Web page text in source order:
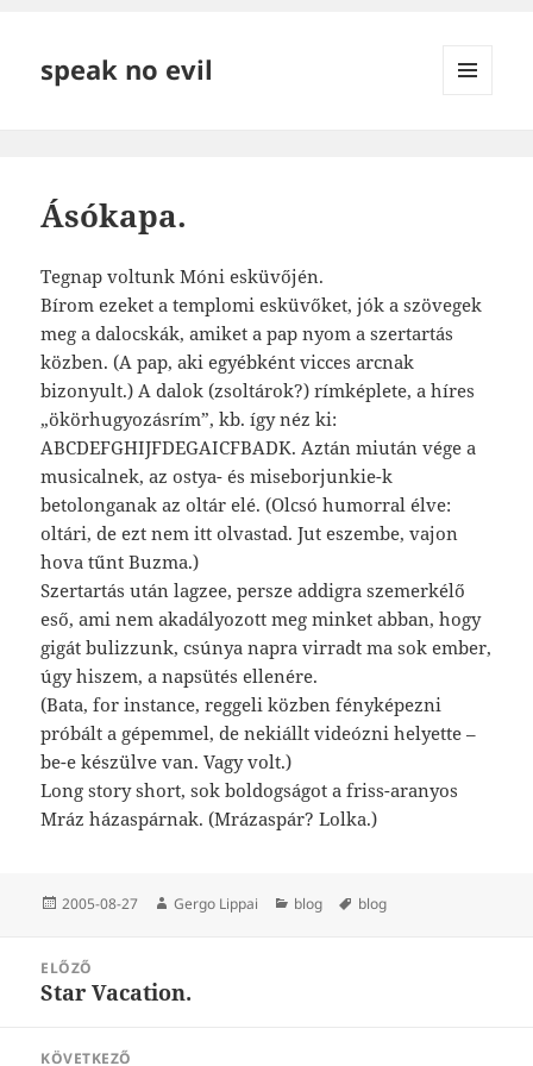
speak no evil
Ásókapa.
Tegnap voltunk Móni esküvőjén.
Bírom ezeket a templomi esküvőket, jók a szövegek
meg a dalocskák, amiket a pap nyom a szertartás
közben. (A pap, aki egyébként vicces arcnak
bizonyult.) A dalok (zsoltárok?) rímképlete, a híres
„ökörhugyozásrím”, kb. így néz ki:
ABCDEFGHIJFDEGAICFBADK. Aztán miután vége a
musicalnek, az ostya- és miseborjunkie-k
betolonganak az oltár elé. (Olcsó humorral élve:
oltári, de ezt nem itt olvastad. Jut eszembe, vajon
hova tűnt Buzma.)
Szertartás után lagzee, persze addigra szemerkélő
eső, ami nem akadályozott meg minket abban, hogy
gigát bulizzunk, csúnya napra virradt ma sok ember,
úgy hiszem, a napsütés ellenére.
(Bata, for instance, reggeli közben fényképezni
próbált a gépemmel, de nekiállt videózni helyette –
be-e készülve van. Vagy volt.)
Long story short, sok boldogságot a friss-aranyos
Mráz házaspárnak. (Mrázaspár? Lolka.)
Közzétéve
2005-08-27 Szerző
Gergo Lippai Kategória
blog Címke
blog
navigáció
ELŐZŐ
Korábbi
Star Vacation.
KÖVETKEZŐ